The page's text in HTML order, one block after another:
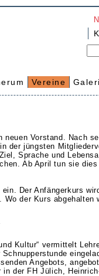
Vereine
neuen Vorstand. Nach
der jüngsten
Sprache und
Ab April tun sie
Der Anfängerkurs
der Kurs abgehalten
Kultur“ vermittelt
Angebots,
der FH Jülich,